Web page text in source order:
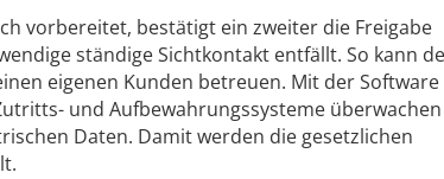
vorbereitet, bestätigt ein zweiter die Freigabe
ständige Sichtkontakt entfällt. So kann
eigenen Kunden betreuen. Mit der Software
und Aufbewahrungssysteme überwachen
Daten. Damit werden die gesetzlichen